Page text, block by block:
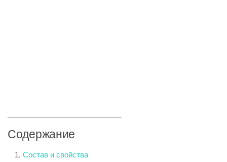
Содержание
Состав и свойства